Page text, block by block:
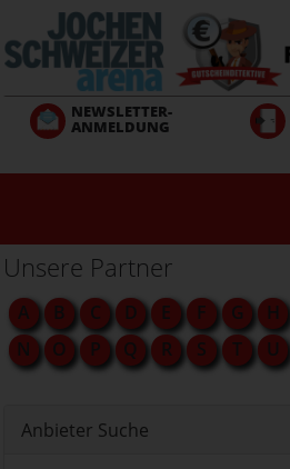
Inhalt
NEWSLETTER-
ANMELDUNG
Unsere Partner
A B C D E F G H
N
O P Q R S T U
Anbieter Suche